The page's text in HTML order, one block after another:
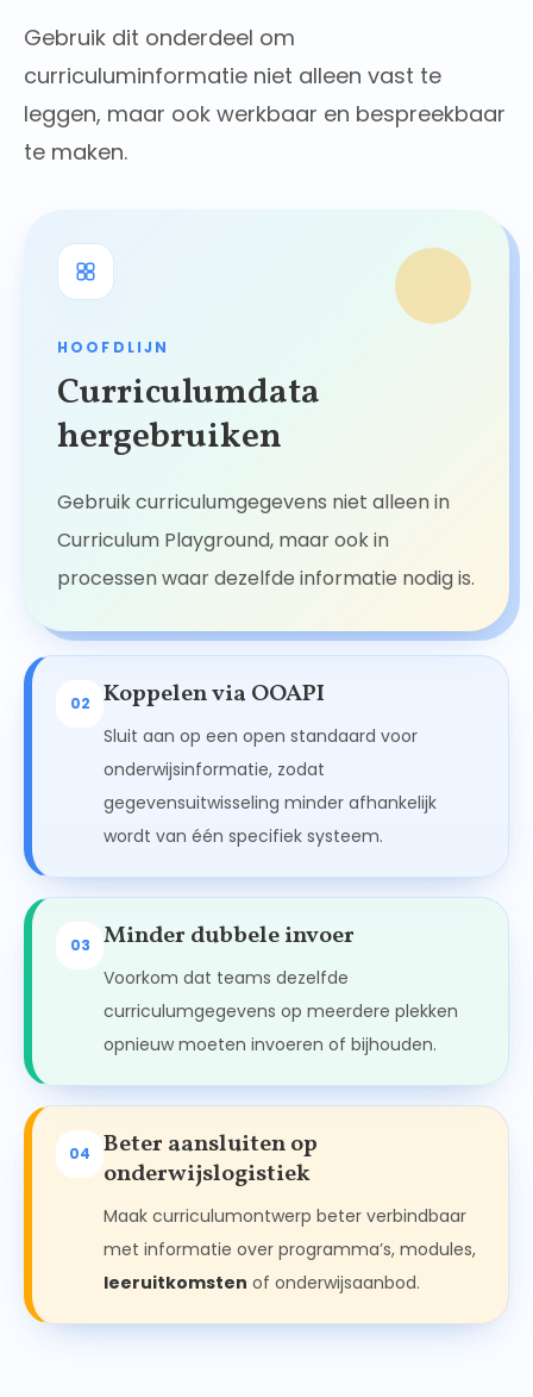
Gebruik dit onderdeel om
curriculuminformatie niet alleen vast te
leggen, maar ook werkbaar en bespreekbaar
te maken.
HOOFDLIJN
Curriculumdata
hergebruiken
Gebruik curriculumgegevens niet alleen in
Curriculum Playground, maar ook in
processen waar dezelfde informatie nodig is.
02 Koppelen via OOAPI
Sluit aan op een open standaard voor
onderwijsinformatie, zodat
gegevensuitwisseling minder afhankelijk
wordt van één specifiek systeem.
03 Minder dubbele invoer
Voorkom dat teams dezelfde
curriculumgegevens op meerdere plekken
opnieuw moeten invoeren of bijhouden.
04
Beter aansluiten op
onderwijslogistiek
Maak curriculumontwerp beter verbindbaar
met informatie over programma’s, modules,
leeruitkomsten of onderwijsaanbod.